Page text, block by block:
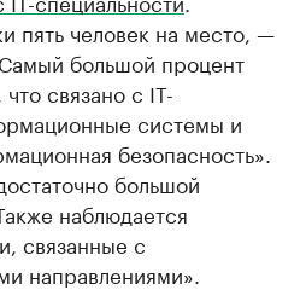
пять человек на место, —
большой процент
связано с IT-
системы и
безопасность».
большой
наблюдается
связанные с
направлениями».